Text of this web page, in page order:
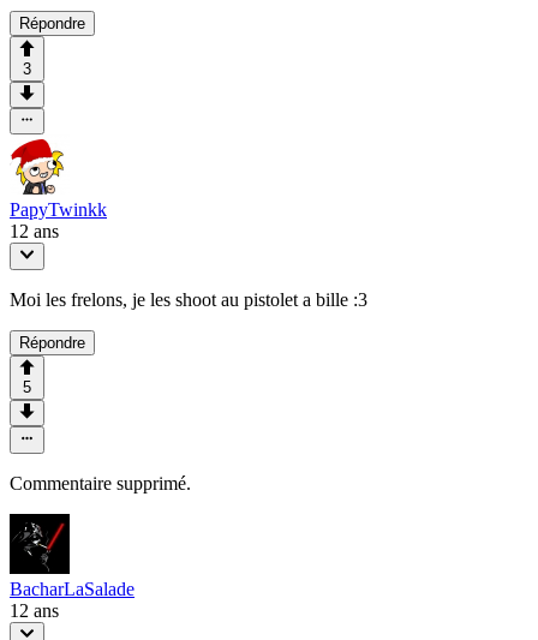
Répondre
3
PapyTwinkk
12 ans
Moi les frelons, je les shoot au pistolet a bille :3
Répondre
5
Commentaire supprimé.
BacharLaSalade
12 ans